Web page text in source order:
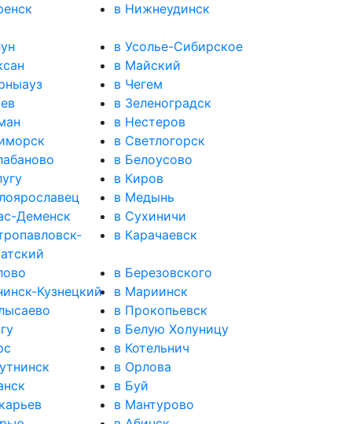
в Нижнеудинск
в Усолье-Сибирское
в Майский
в Чегем
в Зеленоградск
в Нестеров
в Светлогорск
в Белоусово
в Киров
в Медынь
Деменск
в Сухиничи
в Карачаевск
в Березовского
Кузнецкий
в Мариинск
в Прокопьевск
в Белую Холуницу
в Котельнич
в Орлова
в Буй
в Мантурово